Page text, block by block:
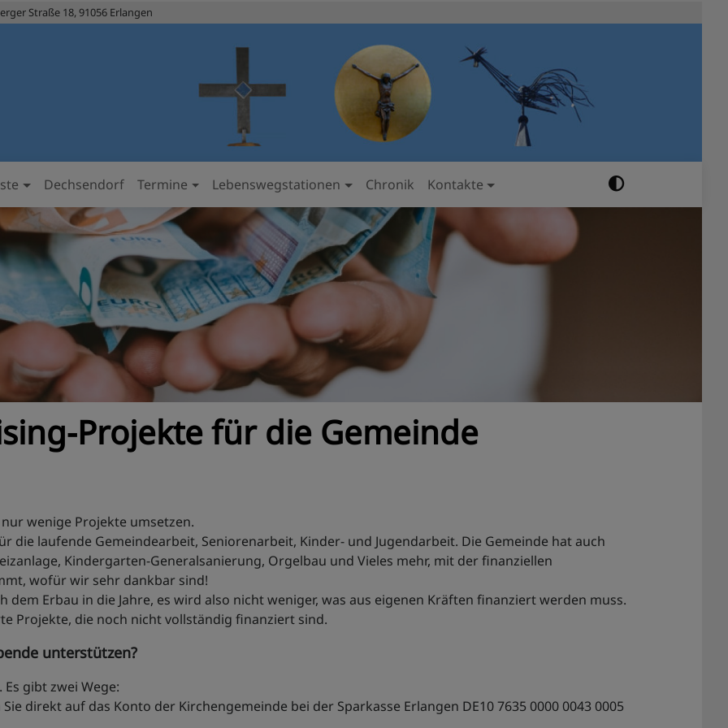
Straße 18, 91056 Erlangen
Dechsendorf Termine Lebenswegstationen Chronik Kontakte
Projekte für die Gemeinde
wenige Projekte umsetzen.
die laufende Gemeindearbeit, Seniorenarbeit, Kinder- und Jugendarbeit. Die Gemeinde hat auch
Kindergarten-Generalsanierung, Orgelbau und Vieles mehr, mit der finanziellen
wofür wir sehr dankbar sind!
dem Erbau in die Jahre, es wird also nicht weniger, was aus eigenen Kräften finanziert werden muss.
Projekte, die noch nicht vollständig finanziert sind.
unterstützen?
gibt zwei Wege:
direkt auf das Konto der Kirchengemeinde bei der Sparkasse Erlangen DE10 7635 0000 0043 0005